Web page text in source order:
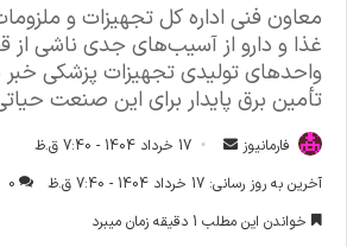
معاون فنی اداره کل تجهیزات و
غذا و دارو از آسیب‌های جدی ناشی از
واحدهای تولیدی تجهیزات پزشکی خبر
تأمین برق پایدار برای این صنعت
فارمانیوز
ا
17 خرداد 1404 - 7:40 ق.ظ
آخرین به روز رسانی: 17 خرداد 1404 - 7:40 ق.ظ
0
خواندن این مطلب 1 دقیقه زمان میبرد